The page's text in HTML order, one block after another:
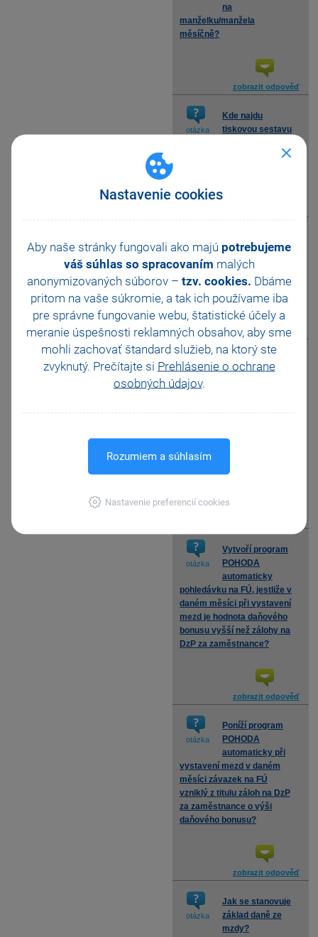
Nastavenie cookies
Aby naše stránky fungovali ako majú potrebujeme
váš súhlas so spracovaním malých
anonymizovaných súborov – tzv. cookies. Dbáme
pritom na vaše súkromie, a tak ich používame iba
pre správne fungovanie webu, štatistické účely a
meranie úspešnosti reklamných obsahov, aby sme
mohli zachovať štandard služieb, na ktorý ste
zvyknutý. Prečítajte si Prehlásenie o ochrane
osobných údajov.
Rozumiem a súhlasím
Nastavenie preferencií cookies
na
manželku/manžela
měsíčně?
zobrazit odpověď
otázka
Kde najdu
tiskovou sestavu
otázka
nárok na výplatu
daňového
bonusu?
zobrazit odpověď
otázka
zaměstnanec
připojištění a životní
pojištění placené
otázka
Vytvoří program
POHODA
automaticky
pohledávku na FÚ, jestliže v
daném měsíci při vystavení
mezd je hodnota daňového
bonusu vyšší než zálohy na
DzP za zaměstnance?
zobrazit odpověď
otázka
Poníží program
POHODA
automaticky při
vystavení mezd v daném
měsíci závazek na FÚ
vzniklý z titulu záloh na DzP
za zaměstnance o výši
daňového bonusu?
zobrazit odpověď
otázka
Jak se stanovuje
základ daně ze
mzdy?